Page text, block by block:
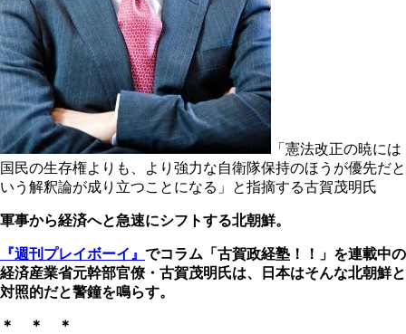
「憲法改正の暁には
国民の生存権よりも、より強力な自衛隊保持のほうが優先だと
いう解釈論が成り立つことになる」と指摘する古賀茂明氏
軍事から経済へと急速にシフトする北朝鮮。
『週刊プレイボーイ』 でコラム「古賀政経塾！！」を連載中の
経済産業省元幹部官僚・古賀茂明氏は、日本はそんな北朝鮮と
対照的だと警鐘を鳴らす。
＊ ＊ ＊